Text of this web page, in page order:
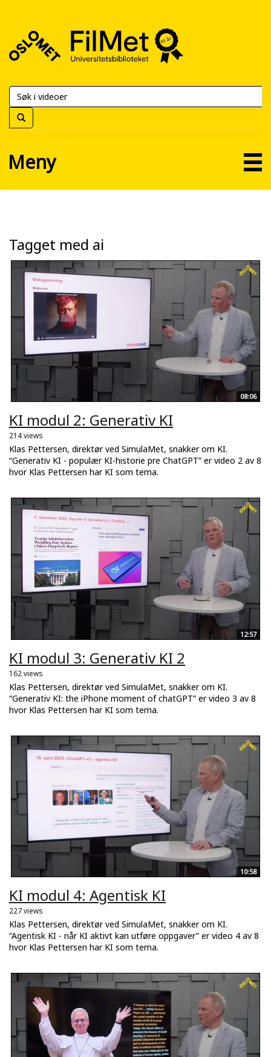
FilMet
Universitetsbiblioteket
Meny
Tagget med ai
08:06
KI modul 2: Generativ KI
214 views
Klas Pettersen, direktør ved SimulaMet, snakker om KI.
“Generativ KI - populær KI-historie pre ChatGPT” er video 2 av 8
hvor Klas Pettersen har KI som tema.
12:57
KI modul 3: Generativ KI 2
162 views
Klas Pettersen, direktør ved SimulaMet, snakker om KI.
“Generativ KI: the iPhone moment of chatGPT” er video 3 av 8
hvor Klas Pettersen har KI som tema.
10:58
KI modul 4: Agentisk KI
227 views
Klas Pettersen, direktør ved SimulaMet, snakker om KI.
“Agentisk KI - når KI aktivt kan utføre oppgaver” er video 4 av 8
hvor Klas Pettersen har KI som tema.